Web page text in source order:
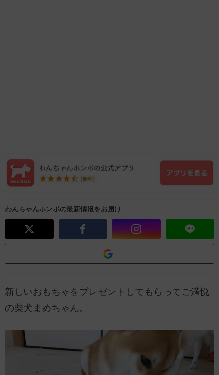
わんちゃんホンポの最新情報をお届け
新しいおもちゃをプレゼントしてもらってご満悦
の柴犬まめちゃん。